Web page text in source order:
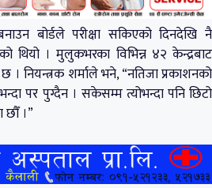
बोर्डले परीक्षा सकिएको दिनदेखि नै
थियो । मुलुकभरका विभिन्न ४२ केन्द्रबाट
। नियन्त्रक शर्माले भने, “नतिजा प्रकाशनको
पर पुग्दैन । सकेसम्म त्योभन्दा पनि छिटो
छौँ ।”